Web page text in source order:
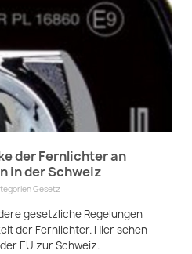
der Fernlichter an
in der Schweiz
Gesetz
gesetzliche Regelungen
der Fernlichter. Hier sehen
EU zur Schweiz.